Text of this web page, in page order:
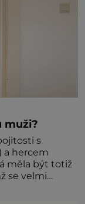
muži?
s
a hercem
měla být totiž
se velmi